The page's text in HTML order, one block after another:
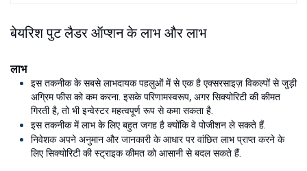
बेयरिश पुट लैडर ऑप्शन के लाभ और लाभ
लाभ
इस तकनीक के सबसे लाभदायक पहलुओं में से एक है एक्सरसाइज़ विकल्पों से जुड़ी
अग्रिम फीस को कम करना. इसके परिणामस्वरूप, अगर सिक्योरिटी की कीमत
गिरती है, तो भी इन्वेस्टर महत्वपूर्ण रूप से कमा सकता है.
इस तकनीक में लाभ के लिए बहुत जगह है क्योंकि वे पोजीशन ले सकते हैं.
निवेशक अपने अनुमान और जानकारी के आधार पर वांछित लाभ प्राप्त करने के
लिए सिक्योरिटी की स्ट्राइक कीमत को आसानी से बदल सकते हैं.